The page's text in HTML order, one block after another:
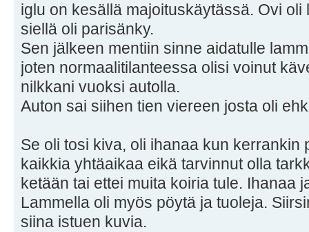
iglu on kesällä majoituskäytässä. Ovi
siellä oli parisänky.
Sen jälkeen mentiin sinne aidatulle
joten normaalitilanteessa olisi voinut
nilkkani vuoksi autolla.
Auton sai siihen tien viereen josta oli
Se oli tosi kiva, oli ihanaa kun kerrankin
kaikkia yhtäaikaa eikä tarvinnut olla
ketään tai ettei muita koiria tule. Ihanaa
Lammella oli myös pöytä ja tuoleja.
siina istuen kuvia.